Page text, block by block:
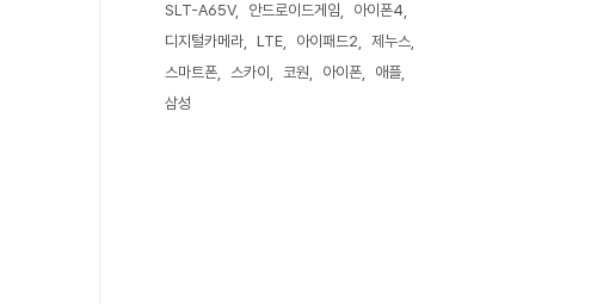
SLT-A65V
안드로이드게임
아이폰4
디지털카메라
LTE 아이패드2
제누스
스마트폰
스카이 코원 아이폰
애플
삼성